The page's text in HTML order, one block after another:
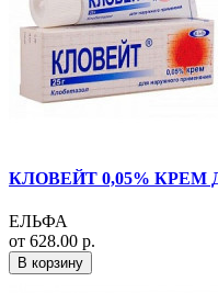
КЛОВЕЙТ 0,05% КРЕМ
ЕЛЬФА
от 628.00 р.
В корзину